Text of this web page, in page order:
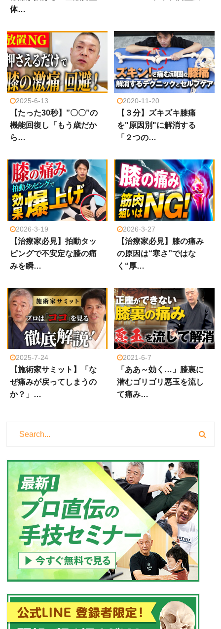
体…
2025-6-13
【たった30秒】”〇〇”の
機能回復し「もう歳だか
ら…
2020-11-20
【３分】ズキズキ膝痛
を"原因別"に解消する
「２つの…
2026-3-19
【治療家必見】拍動タッ
ピングで不安定な膝の痛
みを瞬…
2026-3-27
【治療家必見】膝の痛み
の原因は“寒さ”ではな
く“厚…
2025-7-24
【施術家サミット】「な
ぜ痛みが戻ってしまうの
か？」…
2021-6-7
「ああ～効く…」膝裏に
潜むゴリゴリ悪玉を流し
て痛み…